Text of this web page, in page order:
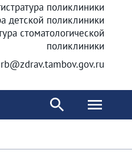
поликлиники
детской поликлиники
стоматологической
поликлиники